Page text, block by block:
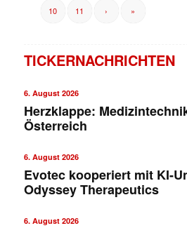
10 11 › »
TICKERNACHRICHTEN
6. August 2026
Herzklappe:
Österreich
6. August 2026
Evotec kooperiert mit KI-
Odyssey Therapeutics
6. August 2026